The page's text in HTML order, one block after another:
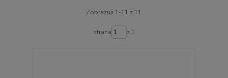
Zobrazuji 1-11 z 11
strana z 1